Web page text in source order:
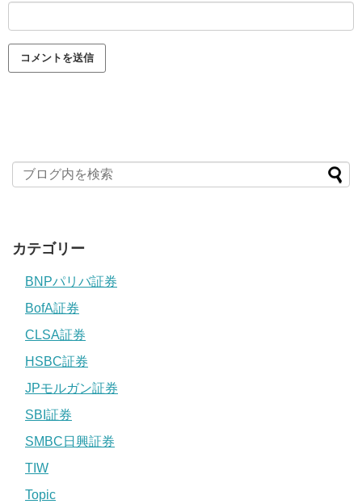
カテゴリー
BNPパリバ証券
BofA証券
CLSA証券
HSBC証券
JPモルガン証券
SBI証券
SMBC日興証券
TIW
Topic